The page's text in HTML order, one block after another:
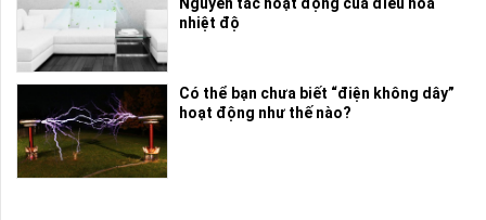
Nguyên tắc hoạt động của điều hòa
nhiệt độ
Có thể bạn chưa biết “điện không dây”
hoạt động như thế nào?